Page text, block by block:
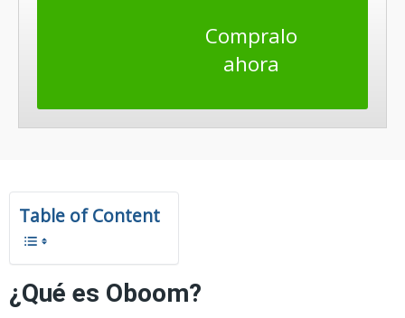
Compralo
ahora
Table of Content
¿Qué es Oboom?